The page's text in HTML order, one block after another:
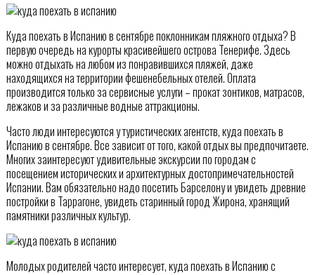
Куда поехать в Испанию в сентябре поклонникам пляжного отдыха? В
первую очередь на курорты красивейшего острова Тенерифе. Здесь
можно отдыхать на любом из понравившихся пляжей, даже
находящихся на территории фешенебельных отелей. Оплата
производится только за сервисные услуги – прокат зонтиков, матрасов,
лежаков и за различные водные аттракционы.
Часто люди интересуются у туристических агентств, куда поехать в
Испанию в сентябре. Все зависит от того, какой отдых вы предпочитаете.
Многих заинтересуют удивительные экскурсии по городам с
посещением исторических и архитектурных достопримечательностей
Испании. Вам обязательно надо посетить Барселону и увидеть древние
постройки в Таррагоне, увидеть старинный город Жирона, хранящий
памятники различных культур.
Молодых родителей часто интересует, куда поехать в Испанию с